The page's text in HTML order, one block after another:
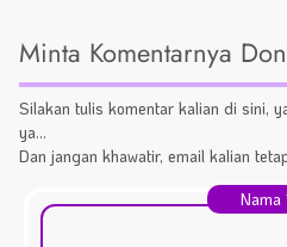
Minta Komentarnya
Silakan tulis komentar kalian di sini,
ya...
Dan jangan khawatir, email kalian
Nama